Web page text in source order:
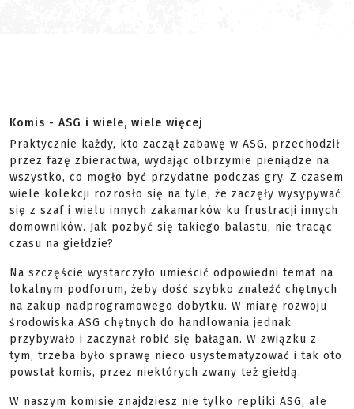
Komis - ASG i wiele, wiele więcej
Praktycznie każdy, kto zaczął zabawę w ASG, przechodził
przez fazę zbieractwa, wydając olbrzymie pieniądze na
wszystko, co mogło być przydatne podczas gry. Z czasem
wiele kolekcji rozrosło się na tyle, że zaczęły wysypywać
się z szaf i wielu innych zakamarków ku frustracji innych
domowników. Jak pozbyć się takiego balastu, nie tracąc
czasu na giełdzie?
Na szczęście wystarczyło umieścić odpowiedni temat na
lokalnym podforum, żeby dość szybko znaleźć chętnych
na zakup nadprogramowego dobytku. W miarę rozwoju
środowiska ASG chętnych do handlowania jednak
przybywało i zaczynał robić się bałagan. W związku z
tym, trzeba było sprawę nieco usystematyzować i tak oto
powstał komis, przez niektórych zwany też giełdą.
W naszym komisie znajdziesz nie tylko repliki ASG, ale